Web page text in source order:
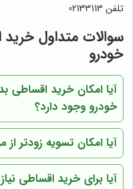
تلفن 02133113
سوالات متداول خرید
خودرو
آیا امکان خرید اقساطی
خودرو وجود دارد؟
آیا امکان تسویه زودتر
آیا برای خرید اقساطی